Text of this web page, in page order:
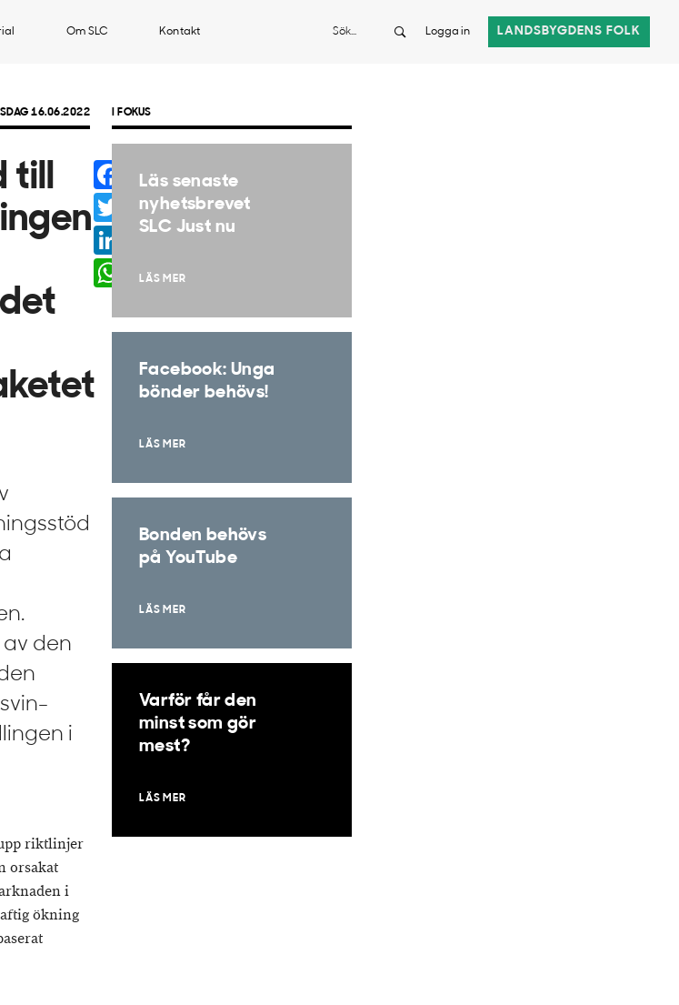
Om SLC Kontakt Sök Logga in LANDSBYGDENS FOLK
16.06.2022
till
Twitter
LinkedIn
den
i
riktlinjer
orsakat
i
ökning
I FOKUS
Läs senaste
nyhetsbrevet
SLC Just nu
LÄS MER
Facebook: Unga
bönder behövs!
LÄS MER
Bonden behövs
på YouTube
LÄS MER
Varför får den
minst som gör
mest?
LÄS MER